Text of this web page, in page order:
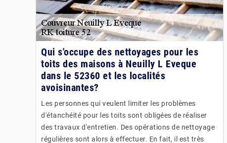
Qui s'occupe des nettoyages pour les
toits des maisons à Neuilly L Eveque
dans le 52360 et les localités
avoisinantes?
Les personnes qui veulent limiter les problèmes
d'étanchéité pour les toits sont obligées de réaliser
des travaux d'entretien. Des opérations de nettoyage
régulières sont alors à effectuer. En fait, il est très